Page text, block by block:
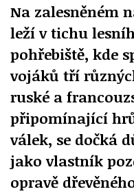
Na zalesněném
leží v tichu
pohřebiště, kde
vojáků tří
ruské a
připomínající
válek, se dočká
jako vlastník
opravě